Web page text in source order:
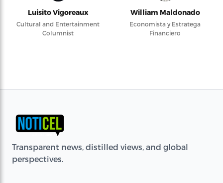
Luisito Vigoreaux
Cultural and Entertainment
Columnist
William Maldonado
Economista y Estratega
Financiero
Transparent news, distilled views, and global
perspectives.